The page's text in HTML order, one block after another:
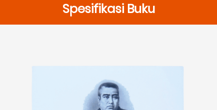
Spesifikasi Buku